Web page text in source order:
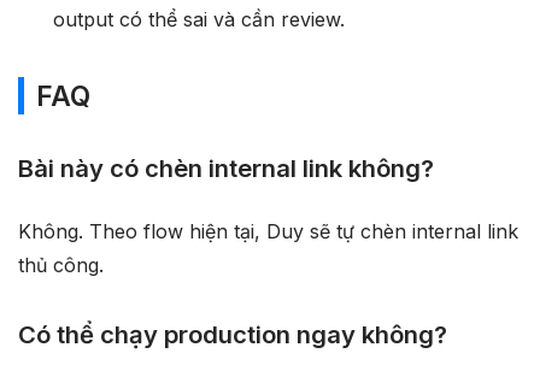
output có thể sai và cần review.
FAQ
Bài này có chèn internal link không?
Không. Theo flow hiện tại, Duy sẽ tự chèn internal link
thủ công.
Có thể chạy production ngay không?